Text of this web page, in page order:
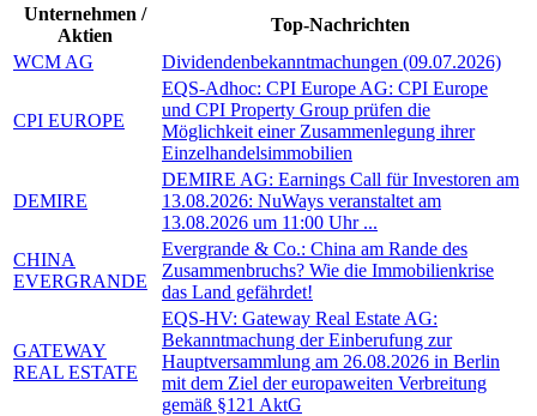
Unternehmen /
Aktien
Top-Nachrichten
WCM AG
Dividendenbekanntmachungen (09.07.2026)
CPI EUROPE
EQS-Adhoc: CPI Europe AG: CPI Europe
und CPI Property Group prüfen die
Möglichkeit einer Zusammenlegung ihrer
Einzelhandelsimmobilien
DEMIRE
DEMIRE AG: Earnings Call für Investoren am
13.08.2026: NuWays veranstaltet am
13.08.2026 um 11:00 Uhr ...
CHINA
EVERGRANDE
Evergrande & Co.: China am Rande des
Zusammenbruchs? Wie die Immobilienkrise
das Land gefährdet!
GATEWAY
REAL ESTATE
EQS-HV: Gateway Real Estate AG:
Bekanntmachung der Einberufung zur
Hauptversammlung am 26.08.2026 in Berlin
mit dem Ziel der europaweiten Verbreitung
gemäß §121 AktG